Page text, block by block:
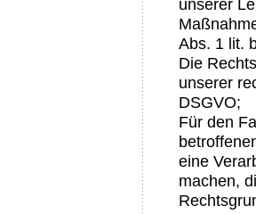
unserer
Abs. 1 lit.
Die
unserer
DSGVO;
Für den
eine
machen,